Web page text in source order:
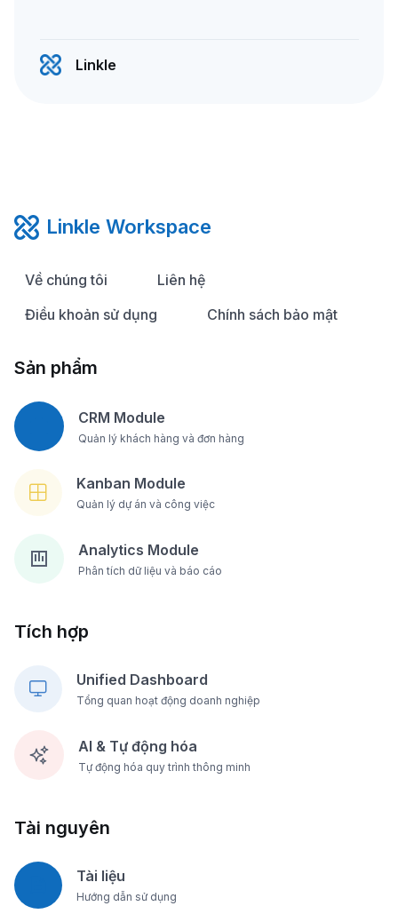
Linkle
Linkle Workspace
Về chúng tôi
Liên hệ
Điều khoản sử dụng
Chính sách bảo mật
Sản phẩm
CRM Module
Quản lý khách hàng và đơn hàng
Kanban Module
Quản lý dự án và công việc
Analytics Module
Phân tích dữ liệu và báo cáo
Tích hợp
Unified Dashboard
Tổng quan hoạt động doanh nghiệp
AI & Tự động hóa
Tự động hóa quy trình thông minh
Tài nguyên
Tài liệu
Hướng dẫn sử dụng